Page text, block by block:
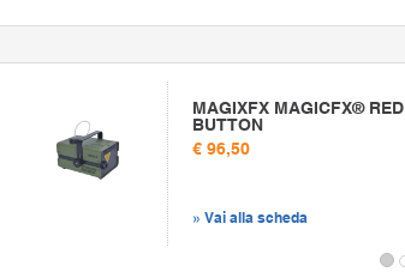
MAGIXFX MAGICFX® RED
BUTTON
€ 96,50
» Vai alla scheda